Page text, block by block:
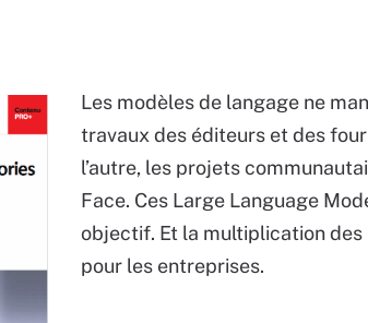
Les modèles de langage ne
travaux des éditeurs et des
l’autre, les projets
Face. Ces Large Language
objectif. Et la multiplication
pour les entreprises.